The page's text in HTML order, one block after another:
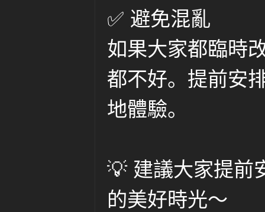
✅ 避免混亂
如果大家都臨時
都不好。提前安
地體驗。
💡 建議大家提前
的美好時光～